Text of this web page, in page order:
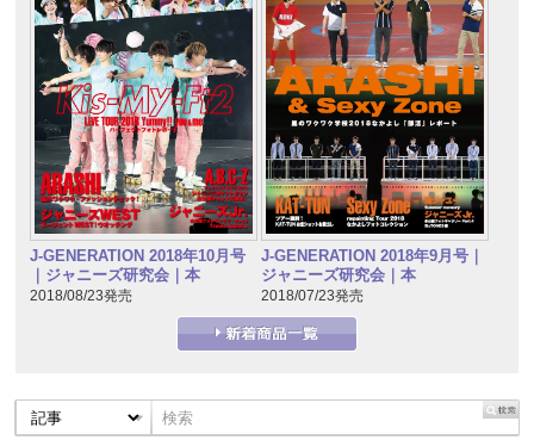
J-GENERATION 2018年10月号
｜ジャニーズ研究会｜本
2018/08/23発売
J-GENERATION 2018年9月号｜
ジャニーズ研究会｜本
2018/07/23発売